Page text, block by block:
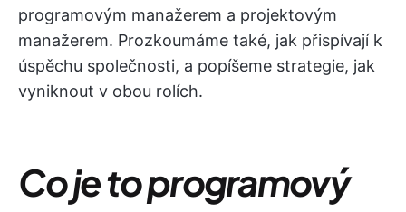
programovým manažerem a projektovým
manažerem. Prozkoumáme také, jak přispívají k
úspěchu společnosti, a popíšeme strategie, jak
vyniknout v obou rolích.
Co je to programový